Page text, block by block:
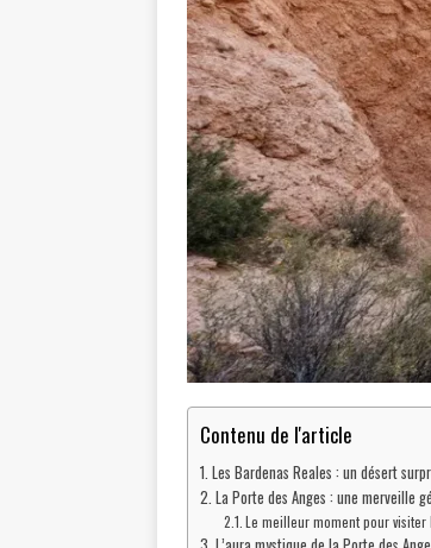
Contenu de l'article
Les Bardenas Reales : un désert
La Porte des Anges : une merveille
Le meilleur moment pour visiter